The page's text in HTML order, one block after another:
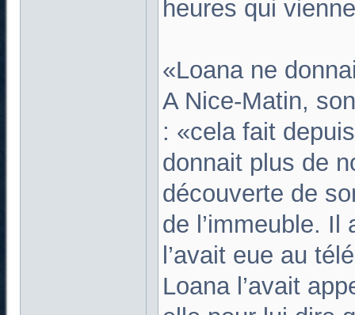
heures qui
«Loana ne
A Nice-Matin,
: «cela fait
donnait plus de
découverte de
de l’immeuble. Il
l’avait eue au
Loana l’avait